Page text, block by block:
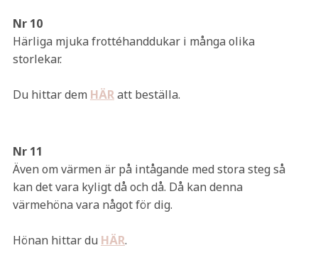
Nr 10
Härliga mjuka frottéhanddukar i många olika
storlekar.
Du hittar dem HÄRatt beställa.
Nr 11
Även om värmen är på intågande med stora steg så
kan det vara kyligt då och då. Då kan denna
värmehöna vara något för dig.
Hönan hittar du HÄR.